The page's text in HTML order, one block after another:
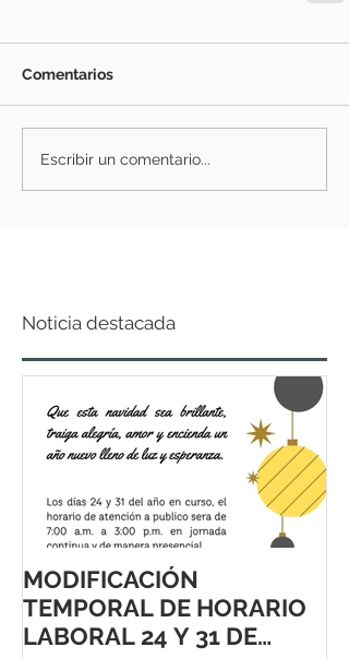
Comentarios
Escribir un comentario...
Noticia destacada
MODIFICACIÓN
TEMPORAL DE HORARIO
LABORAL 24 Y 31 DE